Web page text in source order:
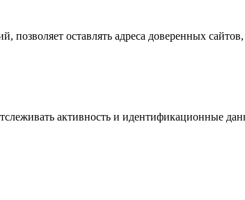
позволяет оставлять адреса доверенных
активность и идентификационные